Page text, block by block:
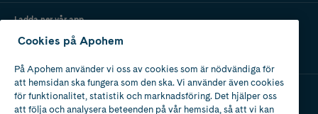
Ladda ner vår app
Apotek med tillstånd
Cookies på Apohem
På Apohem använder vi oss av cookies som är nödvändiga för
att hemsidan ska fungera som den ska. Vi använder även cookies
för funktionalitet, statistik och marknadsföring. Det hjälper oss
att följa och analysera beteenden på vår hemsida, så att vi kan